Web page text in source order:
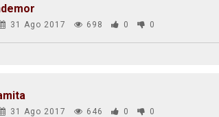
31 Ago 2017 698 0 0
31 Ago 2017 646 0 0